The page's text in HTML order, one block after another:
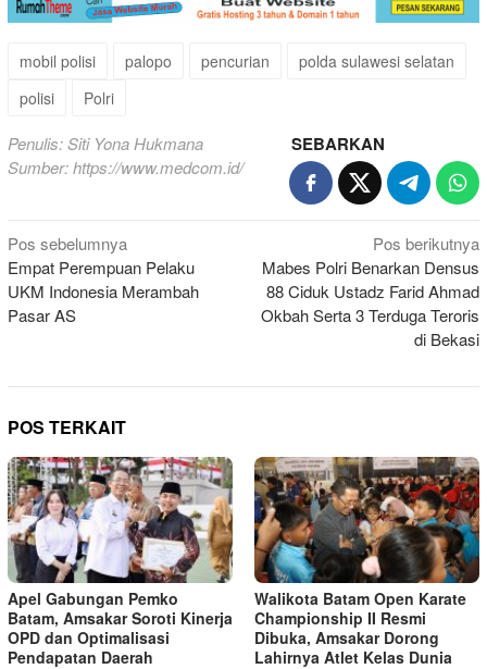
mobil polisi palopo pencurian
polda sulawesi selatan
polisi
Polri
Penulis: Siti Yona Hukmana
Sumber:https://www.medcom.id/
SEBARKAN
Navigasi
pos
Pos sebelumnya
Empat Perempuan Pelaku
UKM Indonesia Merambah
Pasar AS
Pos berikutnya
Mabes Polri Benarkan Densus
88 Ciduk Ustadz Farid Ahmad
Okbah Serta 3 Terduga Teroris
di Bekasi
POS TERKAIT
Apel Gabungan Pemko
Batam, Amsakar Soroti Kinerja
OPD dan Optimalisasi
Pendapatan Daerah
Walikota Batam Open Karate
Championship II Resmi
Dibuka, Amsakar Dorong
Lahirnya Atlet Kelas Dunia